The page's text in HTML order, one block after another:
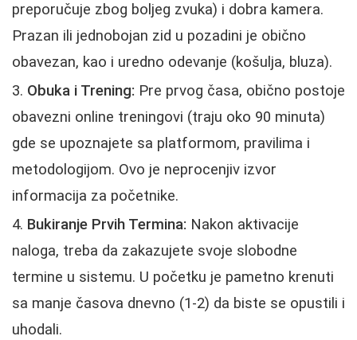
preporučuje zbog boljeg zvuka) i dobra kamera.
Prazan ili jednobojan zid u pozadini je obično
obavezan, kao i uredno odevanje (košulja, bluza).
Obuka i Trening: Pre prvog časa, obično postoje
obavezni online treningovi (traju oko 90 minuta)
gde se upoznajete sa platformom, pravilima i
metodologijom. Ovo je neprocenjiv izvor
informacija za početnike.
Bukiranje Prvih Termina: Nakon aktivacije
naloga, treba da zakazujete svoje slobodne
termine u sistemu. U početku je pametno krenuti
sa manje časova dnevno (1-2) da biste se opustili i
uhodali.